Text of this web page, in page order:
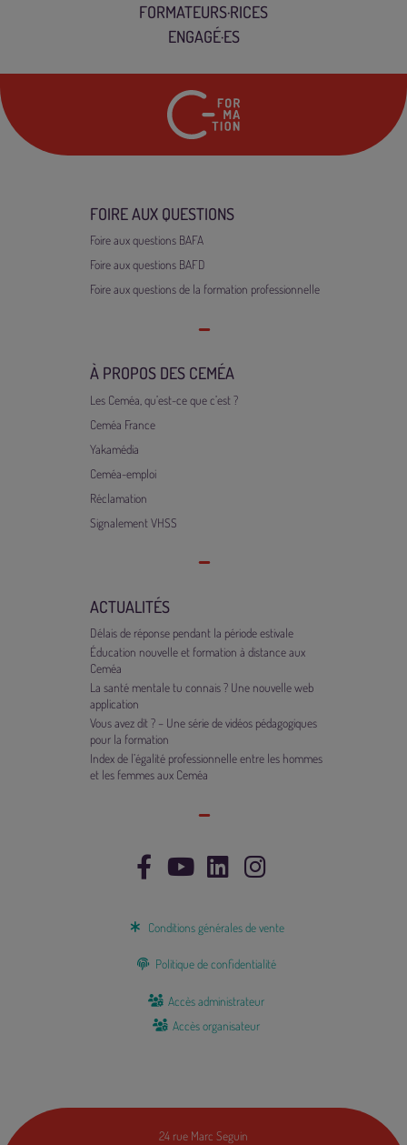
FORMATEURS·RICES
ENGAGÉ·ES
FOIRE AUX QUESTIONS
Foire aux questions BAFA
Foire aux questions BAFD
Foire aux questions de la formation professionnelle
À PROPOS DES CEMÉA
Les Ceméa, qu’est-ce que c’est ?
Ceméa France
Yakamédia
Ceméa-emploi
Réclamation
Signalement VHSS
ACTUALITÉS
Délais de réponse pendant la période estivale
Éducation nouvelle et formation à distance aux
Ceméa
La santé mentale tu connais ? Une nouvelle web
application
Vous avez dit ? – Une série de vidéos pédagogiques
pour la formation
Index de l’égalité professionnelle entre les hommes
et les femmes aux Ceméa
Conditions générales de vente
Politique de confidentialité
Accès administrateur
Accès organisateur
24 rue Marc Seguin